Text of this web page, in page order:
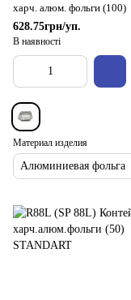
харч. алюм. фольги (100)
628.75грн/уп.
В наявності
Материал изделия
Алюминиевая фольга